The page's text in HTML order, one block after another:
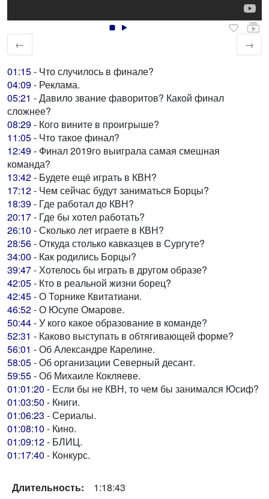
←
→
01:15- Что случилось в финале?
04:09- Реклама.
05:21 - Давило звание фаворитов? Какой финал
сложнее?
08:29- Кого вините в проигрыше?
11:05- Что такое финал?
12:49- Финал 2019го выиграла самая смешная
команда?
13:42- Будете ещё играть в КВН?
17:12- Чем сейчас будут заниматься Борцы?
18:39- Где работал до КВН?
20:17- Где бы хотел работать?
26:10 - Сколько лет играете в КВН?
28:56- Откуда столько кавказцев в Сургуте?
34:00 - Как родились Борцы?
39:47- Хотелось бы играть в другом образе?
42:05- Кто в реальной жизни борец?
42:45- О Торнике Квитатиани.
46:52- О Юсупе Омарове.
50:44- У кого какое образование в команде?
52:31 - Каково выступать в обтягивающей форме?
56:01 - Об Александре Карелине.
58:05- Об организации Северный десант.
59:55- Об Михаиле Кокляеве.
01:01:20 - Если бы не КВН, то чем бы занимался Юсиф?
01:03:50 - Книги.
01:06:23 - Сериалы.
01:08:10 - Кино.
01:09:12- БЛИЦ.
01:17:40 - Конкурс.
Длительность:
1:18:43